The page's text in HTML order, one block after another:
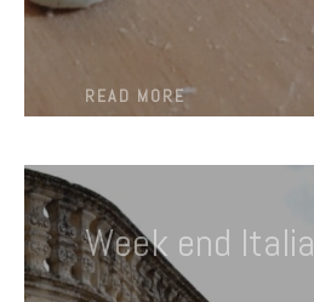
READ MORE
Week end Italia